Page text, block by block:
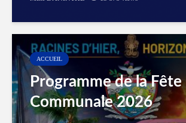
ACCUEIL
Programme de la Fête
Communale 2026